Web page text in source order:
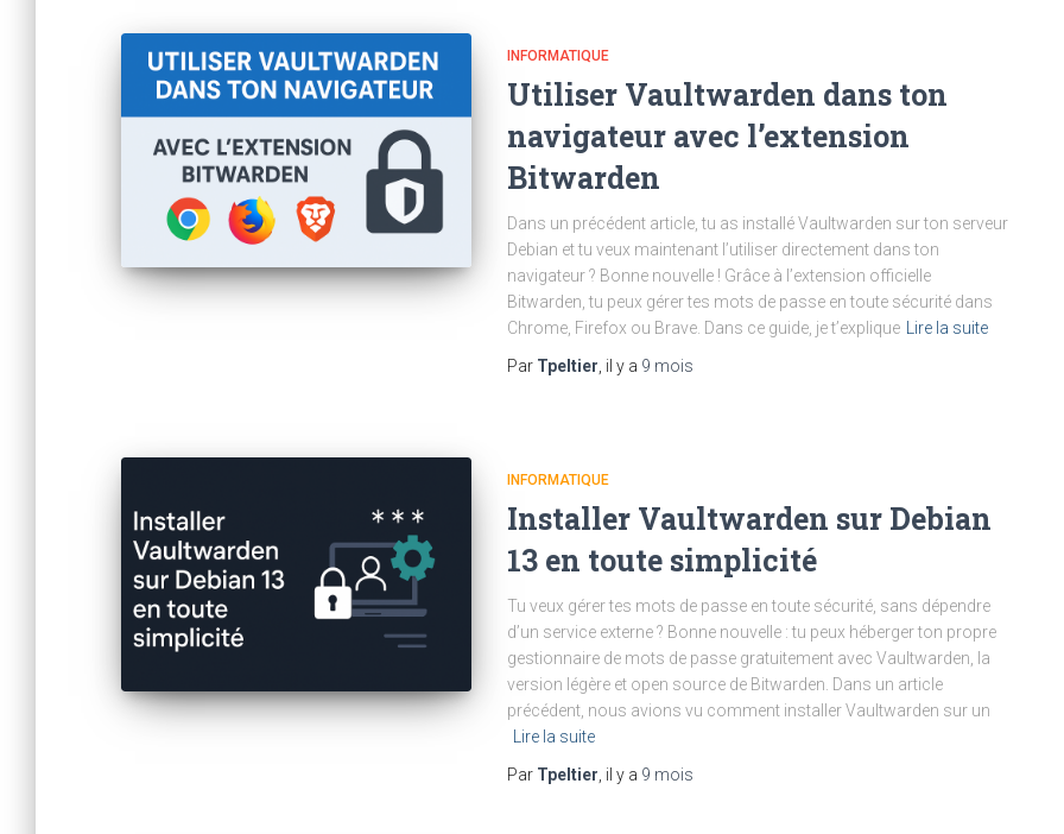
INFORMATIQUE
Utiliser Vaultwarden dans ton
navigateur avec l’extension
Bitwarden
Dans un précédent article, tu as installé Vaultwarden sur ton serveur
Debian et tu veux maintenant l’utiliser directement dans ton
navigateur ? Bonne nouvelle ! Grâce à l’extension officielle
Bitwarden, tu peux gérer tes mots de passe en toute sécurité dans
Chrome, Firefox ou Brave. Dans ce guide, je t’explique
Lire la suite
Par Tpeltier , il y a 9 mois
INFORMATIQUE
Installer Vaultwarden sur Debian
13 en toute simplicité
Tu veux gérer tes mots de passe en toute sécurité, sans dépendre
d’un service externe ? Bonne nouvelle : tu peux héberger ton propre
gestionnaire de mots de passe gratuitement avec Vaultwarden, la
version légère et open source de Bitwarden. Dans un article
précédent, nous avions vu comment installer Vaultwarden sur un
Lire la suite
Par Tpeltier , il y a 9 mois